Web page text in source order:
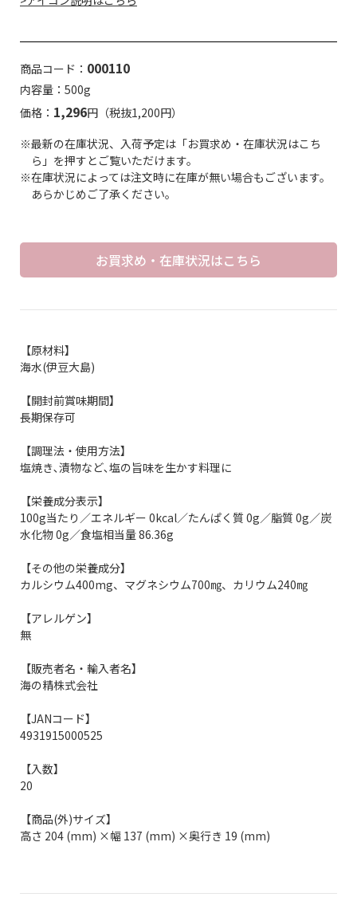
商品コード： 000110
内容量：500g
価格： 1,296円（税抜1,200円）
※最新の在庫状況、入荷予定は「お買求め・在庫状況はこち
ら」を押すとご覧いただけます。
※在庫状況によっては注文時に在庫が無い場合もございます。
あらかじめご了承ください。
お買求め・在庫状況はこちら
【原材料】
海水(伊豆大島)
【開封前賞味期間】
長期保存可
【調理法・使用方法】
塩焼き､漬物など､塩の旨味を生かす料理に
【栄養成分表示】
100g当たり／エネルギー 0kcal／たんぱく質 0g／脂質 0g／炭
水化物 0g／食塩相当量 86.36g
【その他の栄養成分】
カルシウム400mg、マグネシウム700㎎、カリウム240㎎
【アレルゲン】
無
【販売者名・輸入者名】
海の精株式会社
【JANコード】
4931915000525
【入数】
20
【商品(外)サイズ】
高さ 204 (mm) ×幅 137 (mm) ×奥行き 19 (mm)